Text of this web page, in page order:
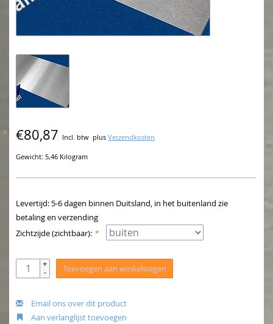
€80,87 Incl. btw plus Verzendkosten
Gewicht: 5,46 Kilogram
Levertijd: 5-6 dagen binnen Duitsland, in het buitenland zie
betaling en verzending
Zichtzijde (zichtbaar): *
+
- Toevoegen aan winkelwagen
Email ons over dit product
Aan verlanglijst toevoegen